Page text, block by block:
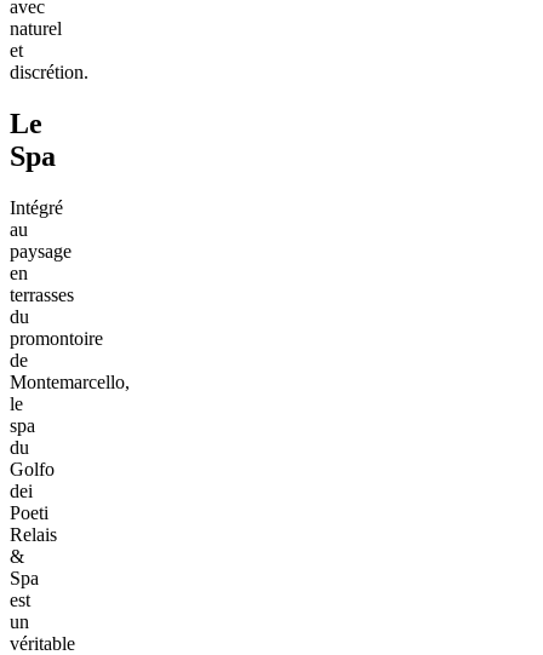
avec
naturel
et
discrétion.
Le
Spa
Intégré
au
paysage
en
terrasses
du
promontoire
de
Montemarcello,
le
spa
du
Golfo
dei
Poeti
Relais
&
Spa
est
un
véritable